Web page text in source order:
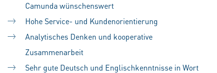
Camunda wünschenswert
Hohe Service- und Kundenorientierung
Analytisches Denken und kooperative
Zusammenarbeit
Sehr gute Deutsch und Englischkenntnisse in Wort